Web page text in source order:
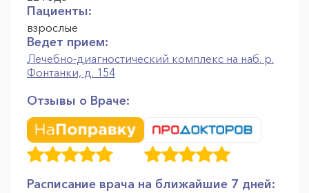
Пациенты:
взрослые
Ведет прием:
Лечебно-диагностический комплекс на наб. р.
Фонтанки, д. 154
Отзывы о Враче:
Расписание врача на ближайшие 7 дней: